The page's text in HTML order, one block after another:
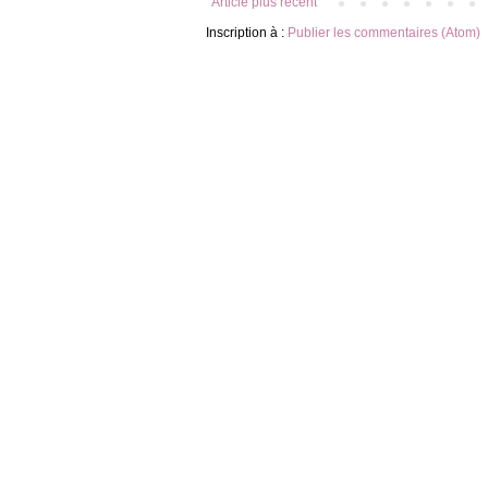
Inscription à : Publier les commentaires (Atom)